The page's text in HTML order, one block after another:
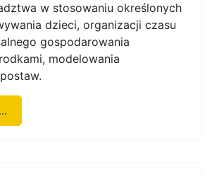
w stosowaniu określonych
dzieci, organizacji czasu
gospodarowania
modelowania